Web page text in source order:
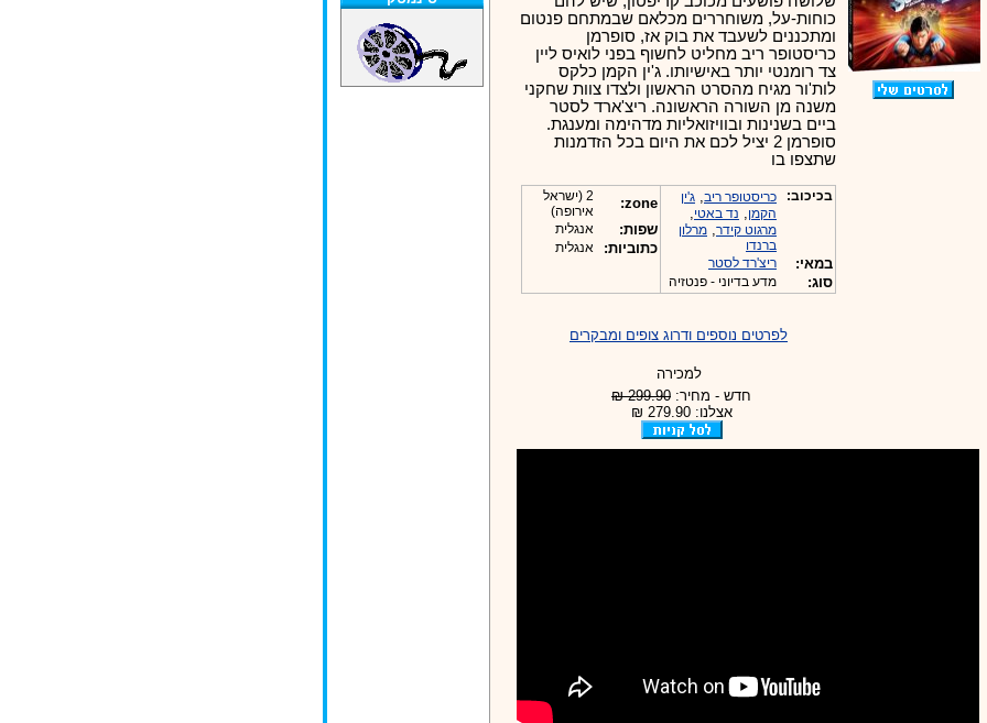
כוחות-על, משוחררים מכלאם שבמתחם פנטום
ומתכננים לשעבד את בוק אז, סופרמן
כריסטופר ריב מחליט לחשוף בפני לואיס ליין
צד רומנטי יותר באישיותו. ג'ין הקמן כלקס
לות'ור מגיח מהסרט הראשון ולצדו צוות שחקני
משנה מן השורה הראשונה. ריצ'ארד לסטר
ביים בשנינות ובוויזואליות מדהימה ומענגת.
סופרמן 2 יציל לכם את היום בכל הזדמנות
שתצפו בו
בכיכוב: כריסטופר ריב, ג'ין
הקמן, נד באטי,
מרגוט קידר, מרלון
ברנדו
במאי: ריצ'רד לסטר
סוג: מדע בדיוני - פנטזיה
zone:
2 (ישראל
אירופה)
שפות: אנגלית
כתוביות: אנגלית
לפרטים נוספים ודרוג צופים ומבקרים
למכירה
חדש - מחיר: 299.90 ₪
אצלנו: 279.90 ₪